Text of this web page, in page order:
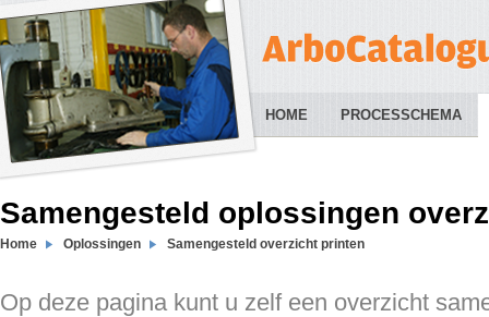
HOME PROCESSCHEMA
Samengesteld oplossingen
Home Oplossingen Samengesteld overzicht printen
Op deze pagina kunt u zelf een overzicht